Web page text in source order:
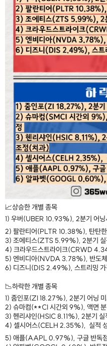
📈상승한 개별 종목
1) 우버(UBER 10.93%), 2분기 어닝
2) 팔란티어(PLTR 10.38%), 탄탄한
3) 조에티스(ZTS 5.99%), 2분기 실
4) 크라우드스트라이크(CRWD
5) 엔비디아(NVDA 3.78%), 반도체
6) 디즈니(DIS 2.49%), 스트리밍 가
📉하락한 개별 종목
1) 줌인포(ZI 18.27%), 2분기 어닝
2) 슈마컴(**CI 시간외 9%), 액면 분
3) 헨리샤인(HSIC 8.11%), 2분기 실
4) 셀시어스(CELH 2.35%), 실적
5) 애플(AAPL 0.97%), 구글 반독점